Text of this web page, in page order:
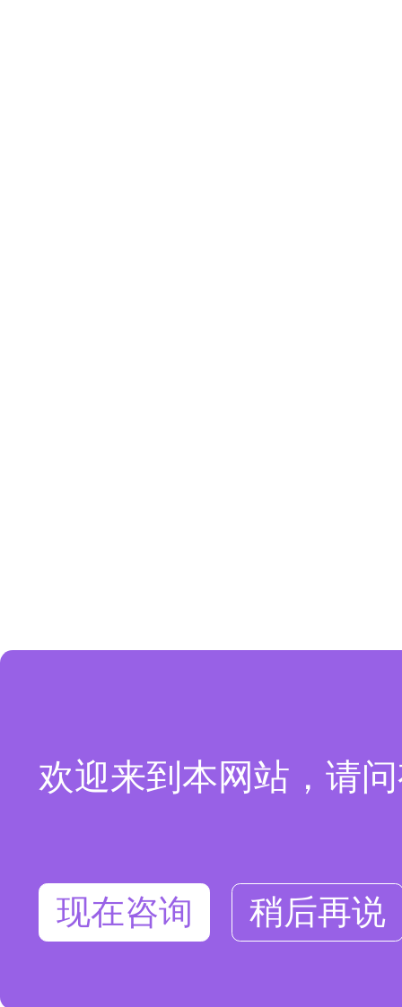
欢迎来到本网站，请
现在咨询 稍后再说